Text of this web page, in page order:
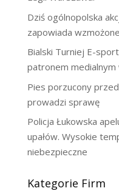
Dziś ogólnopolska
zapowiada
Bialski Turniej E-
patronem medialnym
Pies porzucony
prowadzi sprawę
Policja Łukowska
upałów. Wysokie
niebezpieczne
Kategorie Firm